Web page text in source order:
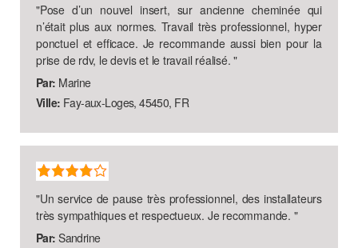
"Pose d’un nouvel insert, sur ancienne cheminée qui
n’était plus aux normes. Travail très professionnel, hyper
ponctuel et efficace. Je recommande aussi bien pour la
prise de rdv, le devis et le travail réalisé."
Par: Marine
Ville: Fay-aux-Loges, 45450, FR
"Un service de pause très professionnel, des installateurs
très sympathiques et respectueux. Je recommande. "
Par: Sandrine